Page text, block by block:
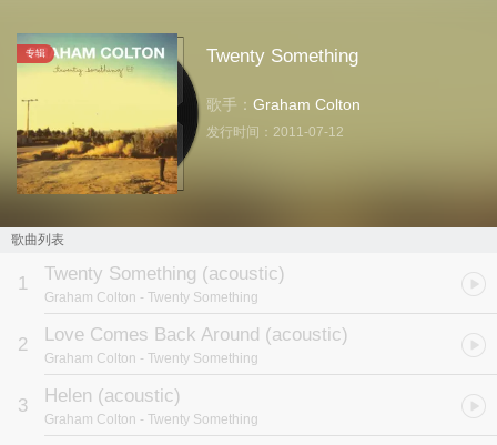
专辑 Twenty Something
歌手： Graham Colton
发行时间： 2011-07-12
歌曲列表
1 Twenty Something (acoustic)
Graham Colton - Twenty Something
2 Love Comes Back Around (acoustic)
Graham Colton - Twenty Something
3 Helen (acoustic)
Graham Colton - Twenty Something